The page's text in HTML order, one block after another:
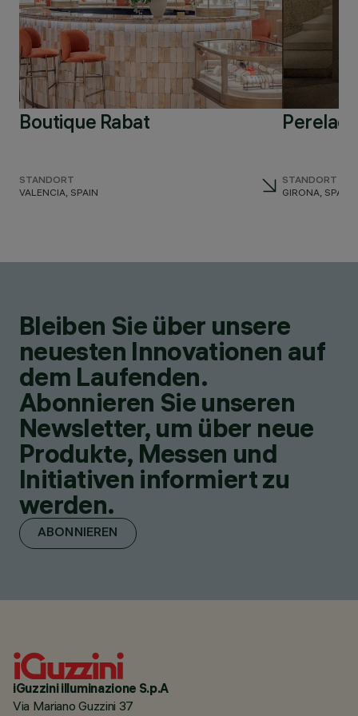
Boutique Rabat
STANDORT
VALENCIA, SPAIN
STANDORT
GIRONA, SPAIN
Bleiben Sie über unsere
neuesten Innovationen auf
dem Laufenden.
Abonnieren Sie unseren
Newsletter, um über neue
Produkte, Messen und
Initiativen informiert zu
werden.
ABONNIEREN
iGuzzini illuminazione S.p.A
Via Mariano Guzzini 37